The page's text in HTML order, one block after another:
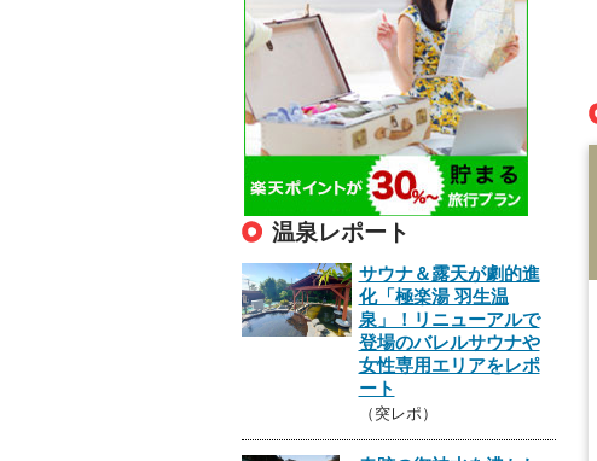
温泉レポート
サウナ＆露天が劇的進
化「極楽湯 羽生温
泉」！リニューアルで
登場のバレルサウナや
女性専用エリアをレポ
ート
（突レポ）